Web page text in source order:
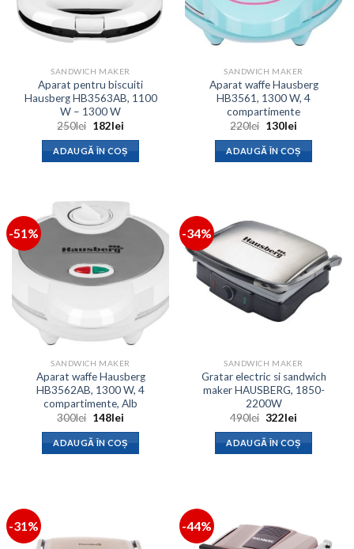
SANDWICH MAKER
Aparat pentru biscuiti
Hausberg HB3563AB, 1100
W – 1300 W
250lei Prețul
a
fost:
250lei.
182leiPrețul
este:
182lei.
ADAUGĂ ÎN COȘ
SANDWICH MAKER
Aparat waffe Hausberg
HB3561, 1300 W, 4
compartimente
220lei Prețul
a
fost:
220lei.
130leiPrețul
este:
130lei.
ADAUGĂ ÎN COȘ
-51%
SANDWICH MAKER
Aparat waffe Hausberg
HB3562AB, 1300 W, 4
compartimente, Alb
300lei Prețul
a
fost:
300lei.
148leiPrețul
este:
148lei.
ADAUGĂ ÎN COȘ
-34%
SANDWICH MAKER
Gratar electric si sandwich
maker HAUSBERG, 1850-
2200W
490lei Prețul
a
fost:
490lei.
322leiPrețul
este:
322lei.
ADAUGĂ ÎN COȘ
-31% -44%